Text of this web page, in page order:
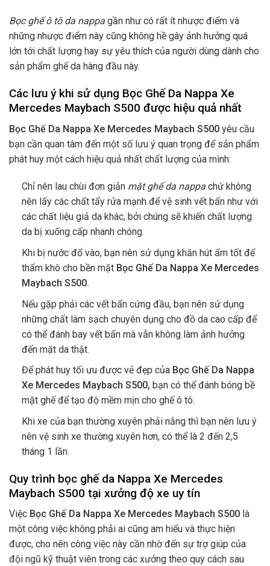
Bọc ghế ô tô da nappa gần như có rất ít nhược điểm và
những nhược điểm này cũng không hề gây ảnh hưởng quá
lớn tới chất lượng hay sự yêu thích của người dùng dành cho
sản phẩm ghế da hàng đầu này.
Các lưu ý khi sử dụng Bọc Ghế Da Nappa Xe
Mercedes Maybach S500 được hiệu quả nhất
Bọc Ghế Da Nappa Xe Mercedes Maybach S500 yêu cầu
bạn cần quan tâm đến một số lưu ý quan trọng để sản phẩm
phát huy một cách hiệu quả nhất chất lượng của mình:
Chỉ nên lau chùi đơn giản mặt ghế da nappachứ không
nên lấy các chất tẩy rửa mạnh để vệ sinh vết bẩn như với
các chất liệu giả da khác, bởi chúng sẽ khiến chất lượng
da bị xuống cấp nhanh chóng.
Khi bị nước đổ vào, bạn nên sử dụng khăn hút ẩm tốt để
thấm khô cho bền mặt Bọc Ghế Da Nappa Xe Mercedes
Maybach S500.
Nếu gặp phải các vết bẩn cứng đầu, bạn nên sử dụng
những chất làm sạch chuyên dụng cho đồ da cao cấp để
có thể đánh bay vết bẩn mà vẫn không làm ảnh hưởng
đến mặt da thật.
Để phát huy tối ưu được vẻ đẹp của Bọc Ghế Da Nappa
Xe Mercedes Maybach S500, bạn có thể đánh bóng bề
mặt ghế để tạo độ mềm mịn cho ghế ô tô.
Khi xe của bạn thường xuyên phải nắng thì bạn nên lưu ý
nên vệ sinh xe thường xuyên hơn, có thể là 2 đến 2,5
tháng 1 lần.
Quy trình bọc ghế da Nappa Xe Mercedes
Maybach S500 tại xưởng độ xe uy tín
Việc Bọc Ghế Da Nappa Xe Mercedes Maybach S500 là
một công việc không phải ai cũng am hiểu và thực hiện
được, cho nên công việc này cần nhờ đến sự trợ giúp của
đội ngũ kỹ thuật viên trong các xưởng theo quy cách sau